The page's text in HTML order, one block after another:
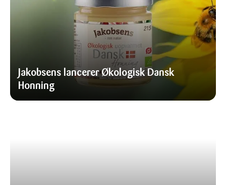
Jakobsens lancerer Økologisk Dansk
Honning